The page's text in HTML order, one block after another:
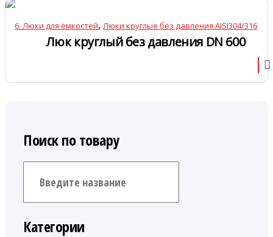
6. Люки для ёмкостей, Люки круглые без давления AISI304/316
Люк круглый без давления DN 600
Поиск по товару
Категории